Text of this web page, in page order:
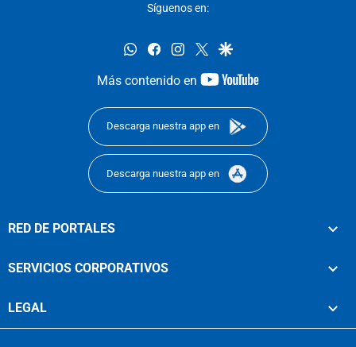
Síguenos en:
whatsappfacebookinstagram
twittergoogle
Más contenido en
youtube-
Descarga nuestra app en
Descarga nuestra app en
RED DE PORTALES
SERVICIOS CORPORATIVOS
LEGAL